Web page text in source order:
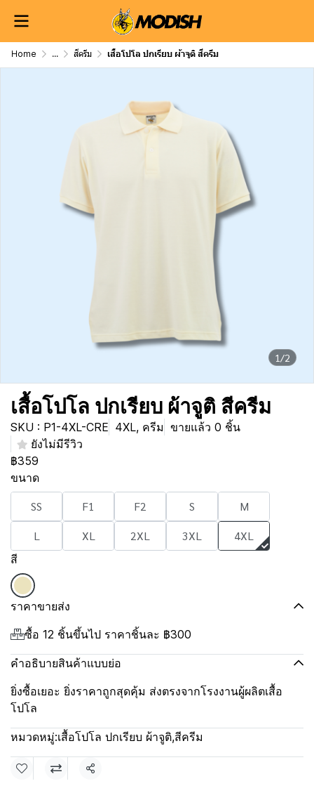
Home ... สีครีม เสื้อโปโล ปกเรียบ ผ้าจูติ สีครีม
1/2
เสื้อโปโล ปกเรียบ ผ้าจูติ สีครีม
SKU : P1-4XL-CRE 4XL, ครีม ขายแล้ว 0 ชิ้น
ยังไม่มีรีวิว
฿359
ขนาด
SS F1 F2 S
M
L
XL 2XL 3XL 4XL
สี
ราคาขายส่ง
ซื้อ 12 ชิ้นขึ้นไป ราคาชิ้นละ ฿300
คำอธิบายสินค้าแบบย่อ
ยิ่งซื้อเยอะ ยิ่งราคาถูกสุดคุ้ม ส่งตรงจากโรงงานผู้ผลิตเสื้อ
โปโล
หมวดหมู่:เสื้อโปโล ปกเรียบ ผ้าจูติ,สีครีม
แชร์